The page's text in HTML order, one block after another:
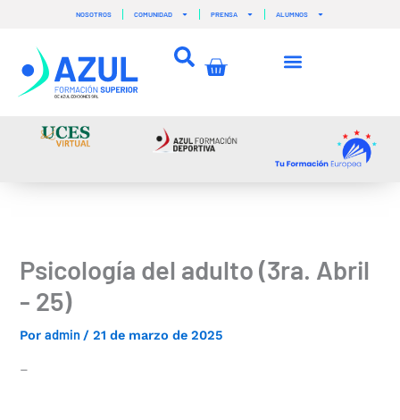
contenido
NOSOTROS COMUNIDAD PRENSA ALUMNOS
Carrito
Psicología del adulto (3ra. Abril
- 25)
Poradmin /21 de marzo de 2025
–